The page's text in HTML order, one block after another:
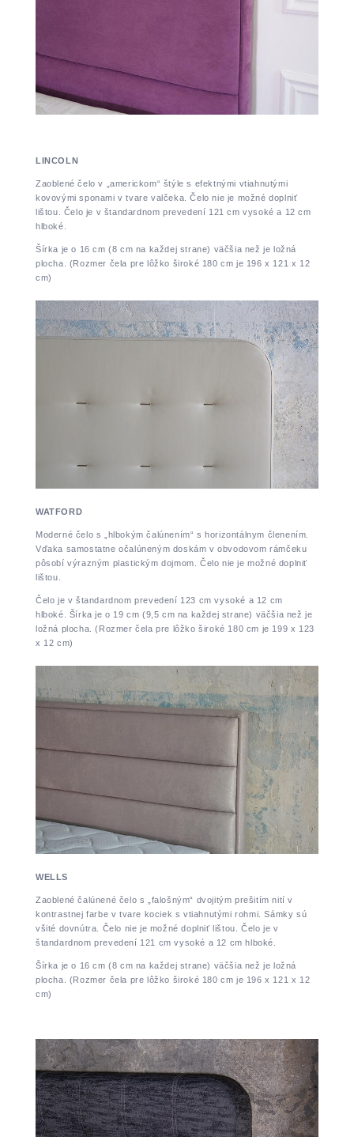
LINCOLN
Zaoblené čelo v „americkom“ štýle s efektnými vtiahnutými
kovovými sponami v tvare valčeka. Čelo nie je možné doplniť
lištou. Čelo je v štandardnom prevedení 121 cm vysoké a 12 cm
hlboké.
Šírka je o 16 cm (8 cm na každej strane) väčšia než je ložná
plocha. (Rozmer čela pre lôžko široké 180 cm je 196 x 121 x 12
cm)
WATFORD
Moderné čelo s „hlbokým čalúnením“ s horizontálnym členením.
Vďaka samostatne očalúneným doskám v obvodovom rámčeku
pôsobí výrazným plastickým dojmom. Čelo nie je možné doplniť
lištou.
Čelo je v štandardnom prevedení 123 cm vysoké a 12 cm
hlboké. Šírka je o 19 cm (9,5 cm na každej strane) väčšia než je
ložná plocha. (Rozmer čela pre lôžko široké 180 cm je 199 x 123
x 12 cm)
WELLS
Zaoblené čalúnené čelo s „falošným“ dvojitým prešitím nití v
kontrastnej farbe v tvare kociek s vtiahnutými rohmi. Sámky sú
všité dovnútra. Čelo nie je možné doplniť lištou. Čelo je v
štandardnom prevedení 121 cm vysoké a 12 cm hlboké.
Šírka je o 16 cm (8 cm na každej strane) väčšia než je ložná
plocha. (Rozmer čela pre lôžko široké 180 cm je 196 x 121 x 12
cm)